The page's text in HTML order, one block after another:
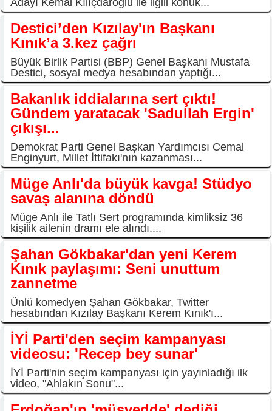
Adayı Kemal Kılıçdaroğlu ile ilgili konuk...
Destici’den Kızılay'ın Başkanı
Kınık’a 3.kez çağrı
Büyük Birlik Partisi (BBP) Genel Başkanı Mustafa
Destici, sosyal medya hesabından yaptığı...
Bakanlık iddialarına sert çıktı!
Gündem yaratacak 'Sadullah Ergin'
çıkışı...
Demokrat Parti Genel Başkan Yardımcısı Cemal
Enginyurt, Millet İttifakı'nın kazanması...
Müge Anlı'da büyük kavga! Stüdyo
savaş alanına döndü
Müge Anlı ile Tatlı Sert programında kimliksiz 36
kişilik ailenin dramı ele alındı....
Şahan Gökbakar'dan yeni Kerem
Kınık paylaşımı: Seni unuttum
zannetme
Ünlü komedyen Şahan Gökbakar, Twitter
hesabından Kızılay Başkanı Kerem Kınık'ı...
İYİ Parti'den seçim kampanyası
videosu: 'Recep bey sunar'
İYİ Parti'nin seçim kampanyası için yayınladığı ilk
video, "Ahlakın Sonu"...